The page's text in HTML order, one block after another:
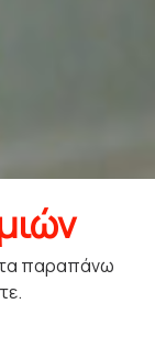
παραπάνω